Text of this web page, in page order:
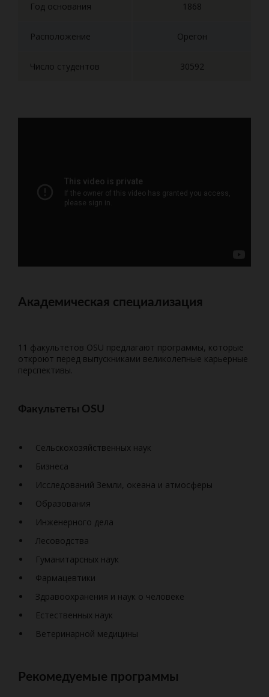
Год основания 1868
Расположение Орегон
Число студентов 30592
Академическая специализация
11 факультетов OSU предлагают программы, которые
откроют перед выпускниками великолепные карьерные
перспективы.
Факультеты OSU
Сельскохозяйственных наук
Бизнеса
Исследований Земли, океана и атмосферы
Образования
Инженерного дела
Лесоводства
Гуманитарсных наук
Фармацевтики
Здравоохранения и наук о человеке
Естественных наук
Ветеринарной медицины
Рекомедуемые программы